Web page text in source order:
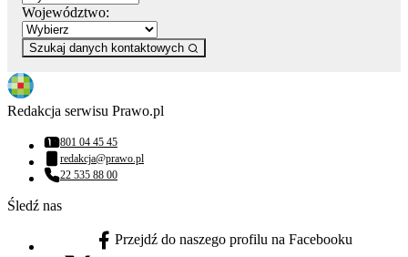
Województwo:
Szukaj danych kontaktowych
Redakcja serwisu Prawo.pl
Numer telefonu:
801 04 45 45
Adres email:
redakcja@prawo.pl
Numer telefonu:
22 535 88 00
Śledź nas
facebook - otwiera się w nowej karcie
Przejdź do naszego profilu na Facebooku